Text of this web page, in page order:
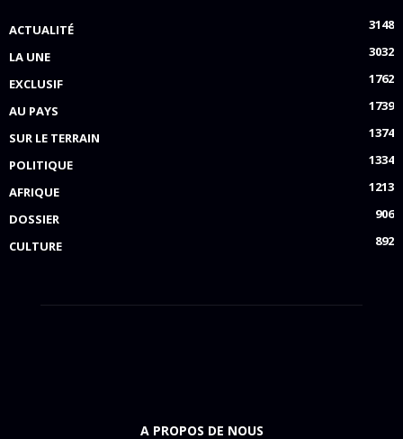
ACTUALITÉ
3148
LA UNE
3032
EXCLUSIF
1762
AU PAYS
1739
SUR LE TERRAIN
1374
POLITIQUE
1334
AFRIQUE
1213
DOSSIER
906
CULTURE
892
A PROPOS DE NOUS